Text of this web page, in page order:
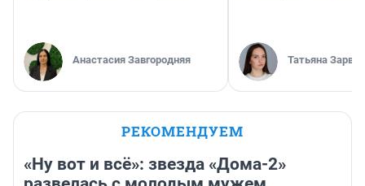
Анастасия Завгородняя Татьяна Зарва
РЕКОМЕНДУЕМ
«Ну вот и всё»: звезда «Дома-2»